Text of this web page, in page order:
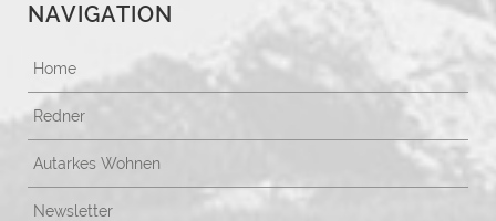
NAVIGATION
Home
Redner
Autarkes Wohnen
Newsletter